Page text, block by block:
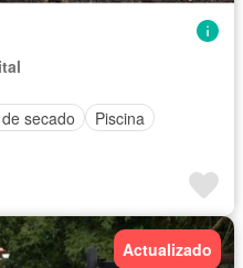
secado
Piscina
Actualizado